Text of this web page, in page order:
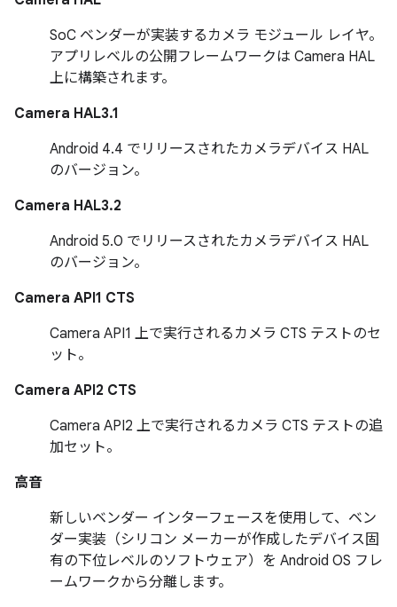
SoC ベンダーが実装するカメラ モジュール レイヤ。
アプリレベルの公開フレームワークは Camera HAL
上に構築されます。
Camera HAL3.1
Android 4.4 でリリースされたカメラデバイス HAL
のバージョン。
Camera HAL3.2
Android 5.0 でリリースされたカメラデバイス HAL
のバージョン。
Camera API1 CTS
Camera API1 上で実行されるカメラ CTS テストのセ
ット。
Camera API2 CTS
Camera API2 上で実行されるカメラ CTS テストの追
加セット。
高音
新しいベンダー インターフェースを使用して、ベン
ダー実装（シリコン メーカーが作成したデバイス固
有の下位レベルのソフトウェア）を Android OS フレ
ームワークから分離します。